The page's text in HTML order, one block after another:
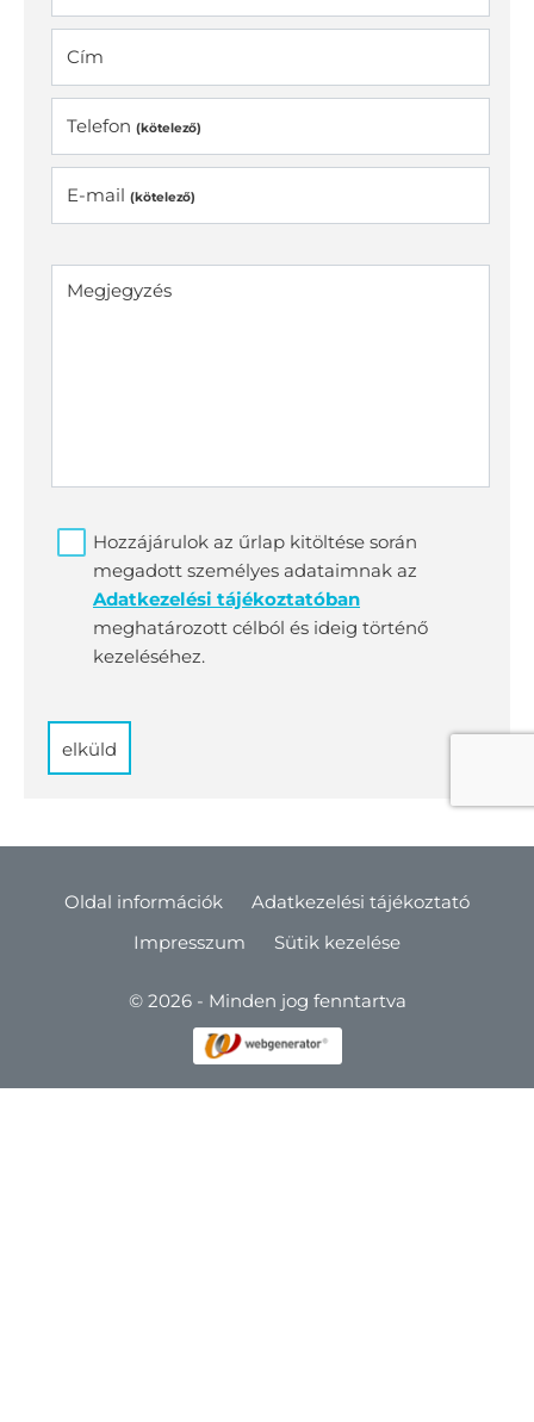
Cím
Telefon (kötelező)
E-mail (kötelező)
Megjegyzés
Hozzájárulok az űrlap kitöltése során
megadott személyes adataimnak az
Adatkezelési tájékoztatóban
meghatározott célból és ideig történő
kezeléséhez.
elküld
© 2026 - Minden jog fenntartva
Oldal információk
Adatkezelési tájékoztató
Impresszum
Sütik kezelése